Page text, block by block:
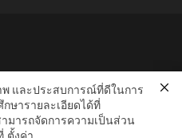
และประสบการณ์ที่ดีในการ
ษารายละเอียดได้ที่
มารถจัดการความเป็นส่วน